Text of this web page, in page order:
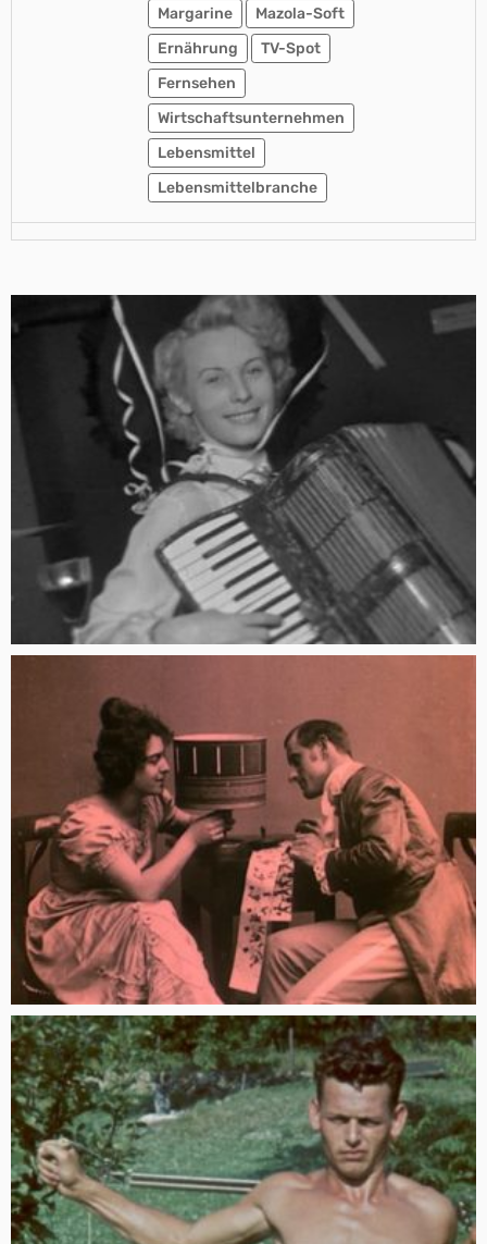
Margarine
Mazola-Soft
Ernährung
TV-Spot
Fernsehen
Wirtschaftsunternehmen
Lebensmittel
Lebensmittelbranche